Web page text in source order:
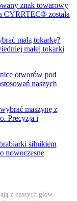
znak towarowy
CYRRTEC® została
małą tokarkę?
małej tokarki
otworów pod
naszych
maszynę z
Precyzja i
silnikiem
nowoczesne
z naszych głów.